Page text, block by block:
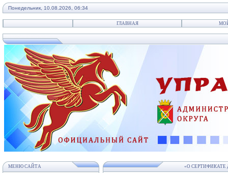
Понедельник, 10.08.2026, 06:34
ГЛАВНАЯ
МЕНЮ САЙТА «О СЕРТИФИКАТЕ